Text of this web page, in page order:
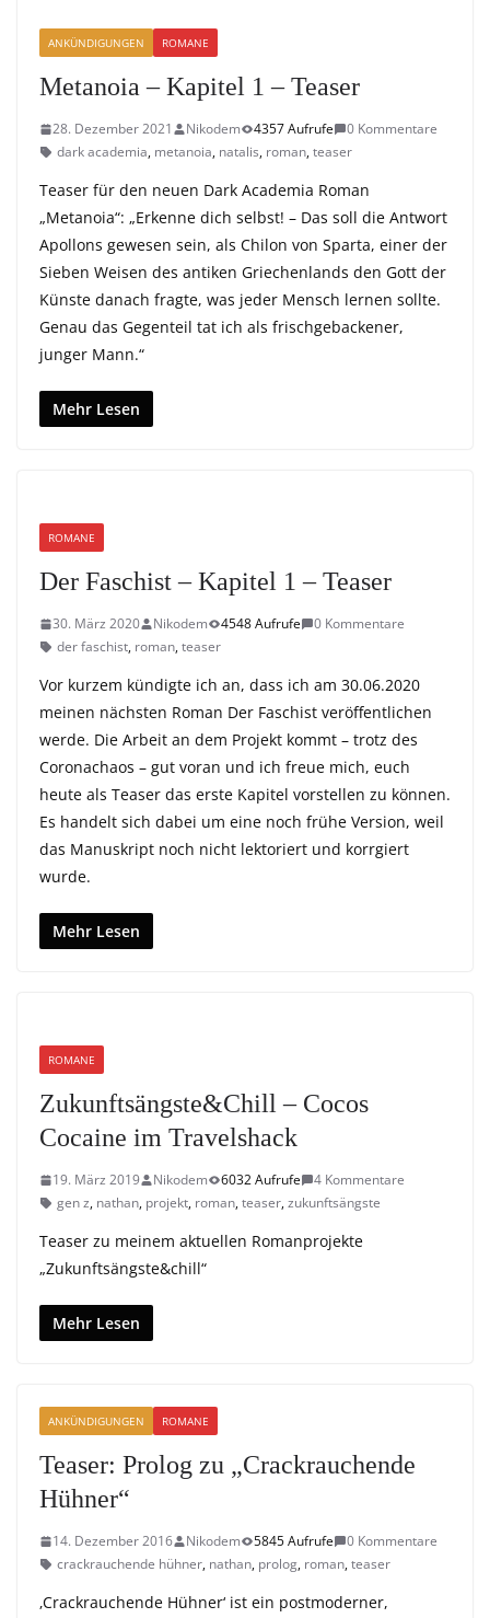
ANKÜNDIGUNGEN ROMANE
Metanoia – Kapitel 1 – Teaser
28. Dezember 2021 Nikodem 4357 Aufrufe
0 Kommentare
dark academia, metanoia, natalis, roman,teaser
Teaser für den neuen Dark Academia Roman
„Metanoia“: „Erkenne dich selbst! – Das soll die Antwort
Apollons gewesen sein, als Chilon von Sparta, einer der
Sieben Weisen des antiken Griechenlands den Gott der
Künste danach fragte, was jeder Mensch lernen sollte.
Genau das Gegenteil tat ich als frischgebackener,
junger Mann.“
Mehr Lesen
ROMANE
Der Faschist – Kapitel 1 – Teaser
30. März 2020 Nikodem 4548 Aufrufe
0 Kommentare
der faschist, roman,teaser
Vor kurzem kündigte ich an, dass ich am 30.06.2020
meinen nächsten Roman Der Faschist veröffentlichen
werde. Die Arbeit an dem Projekt kommt – trotz des
Coronachaos – gut voran und ich freue mich, euch
heute als Teaser das erste Kapitel vorstellen zu können.
Es handelt sich dabei um eine noch frühe Version, weil
das Manuskript noch nicht lektoriert und korrgiert
wurde.
Mehr Lesen
ROMANE
Zukunftsängste&Chill – Cocos
Cocaine im Travelshack
19. März 2019 Nikodem 6032 Aufrufe
4 Kommentare
gen z, nathan, projekt, roman,teaser,zukunftsängste
Teaser zu meinem aktuellen Romanprojekte
„Zukunftsängste&chill“
Mehr Lesen
ANKÜNDIGUNGEN ROMANE
Teaser: Prolog zu „Crackrauchende
Hühner“
14. Dezember 2016 Nikodem 5845 Aufrufe
0 Kommentare
crackrauchende hühner, nathan, prolog, roman,teaser
‚Crackrauchende Hühner‘ ist ein postmoderner,